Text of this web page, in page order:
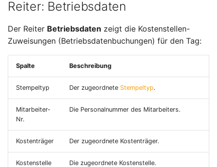
Reiter: Betriebsdaten
Der Reiter Betriebsdaten zeigt die Kostenstellen-
Zuweisungen (Betriebsdatenbuchungen) für den Tag:
Spalte Beschreibung
Stempeltyp Der zugeordnete Stempeltyp.
Mitarbeiter-
Nr.
Die Personalnummer des Mitarbeiters.
Kostenträger Der zugeordnete Kostenträger.
Kostenstelle Die zugeordnete Kostenstelle.